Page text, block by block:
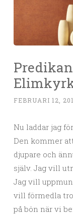
FEBRUARI 12,
Nu laddar jag
Den kommer
djupare och
själv. Jag vill
Jag vill
vill förmedla
på bön när vi